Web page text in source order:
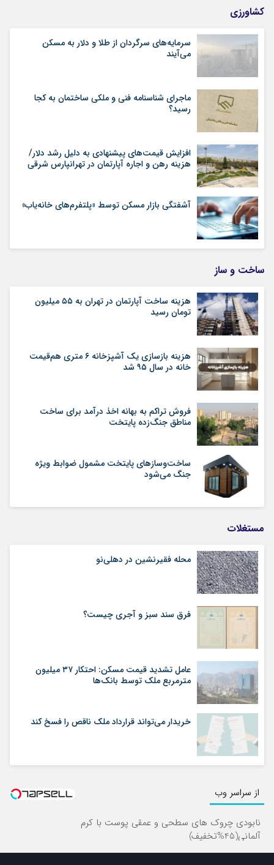
کشاورزی
سرمایه‌های سرگردان از طلا و دلار به مسکن
می‌آیند
ماجرای شناسنامه‌ فنی و ملکی ساختمان به کجا
رسید؟
افزایش قیمت‌های پیشنهادی به دلیل رشد دلار/
هزینه رهن و اجاره آپارتمان در تهرانپارس شرقی
آشفتگی بازار مسکن توسط «پلتفرم‌های خانه‌یاب»
ساخت و ساز
هزینه ساخت آپارتمان در تهران به ۵۵ میلیون
تومان رسید
هزینه بازسازی یک آشپزخانه ۶ متری هم‌قیمت
خانه در سال ۹۵ شد
فروش تراکم به بهانه اخذ درآمد برای ساخت
مناطق جنگ‌زده پایتخت
ساخت‌وسازهای پایتخت مشمول ضوابط ویژه
جنگ می‌شود
مستغلات
محله فقیرنشین در دهلی‏‌نو
فرق سند سبز و آجری چیست؟
عامل تشدید قیمت مسکن: احتکار ۳۷ میلیون
مترمربع ملک توسط بانک‌ها
خریدار می‌تواند قرارداد ملک ناقص را فسخ کند
از سراسر وب
نابودی چروک های سطحی و عمقی پوست با کرم
آلمانی(45%تخفیف)